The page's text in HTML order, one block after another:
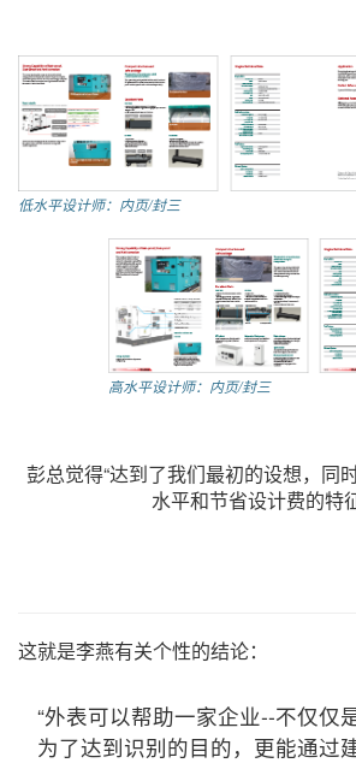
低水平设计师：内页/封三
高水平设计师：内页/封三
彭总觉得“达到了我们最初的设想，同
水平和节省设计费的特
这就是李燕有关个性的结论：
“外表可以帮助一家企业--不仅仅
为了达到识别的目的，更能通过